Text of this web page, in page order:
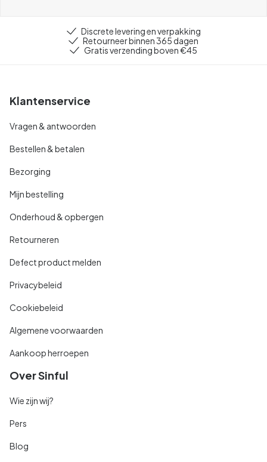
Discrete levering en verpakking
Retourneer binnen 365 dagen
Gratis verzending boven €45
Klantenservice
Vragen & antwoorden
Bestellen & betalen
Bezorging
Mijn bestelling
Onderhoud & opbergen
Retourneren
Defect product melden
Privacybeleid
Cookiebeleid
Algemene voorwaarden
Aankoop herroepen
Over Sinful
Wie zijn wij?
Pers
Blog